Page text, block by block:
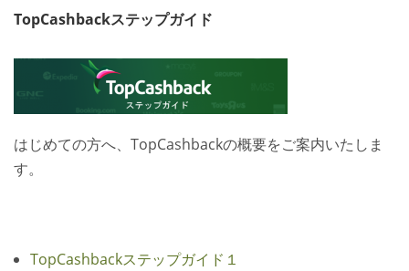
TopCashbackステップガイド
はじめての方へ、TopCashbackの概要をご案内いたしま
す。
TopCashbackステップガイド１